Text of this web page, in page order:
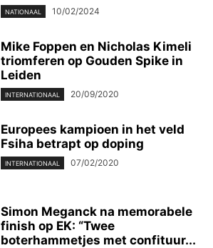
NATIONAAL 10/02/2024
Mike Foppen en Nicholas Kimeli
triomferen op Gouden Spike in
Leiden
INTERNATIONAAL 20/09/2020
Europees kampioen in het veld
Fsiha betrapt op doping
INTERNATIONAAL 07/02/2020
Simon Meganck na memorabele
finish op EK: “Twee
boterhammetjes met confituur...